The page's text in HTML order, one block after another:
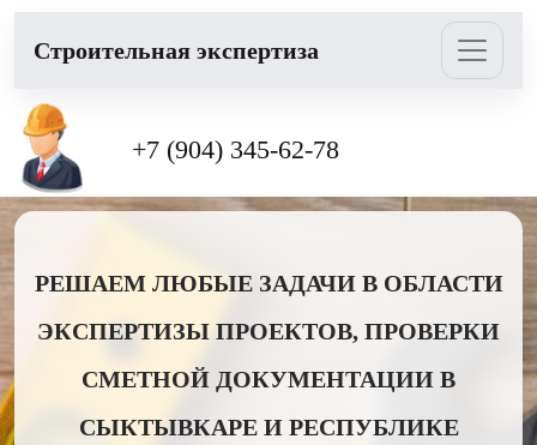
Cтроительная экспертиза
+7 (904) 345-62-78
РЕШАЕМ ЛЮБЫЕ ЗАДАЧИ В ОБЛАСТИ
ЭКСПЕРТИЗЫ ПРОЕКТОВ, ПРОВЕРКИ
СМЕТНОЙ ДОКУМЕНТАЦИИ В
СЫКТЫВКАРЕ И РЕСПУБЛИКЕ